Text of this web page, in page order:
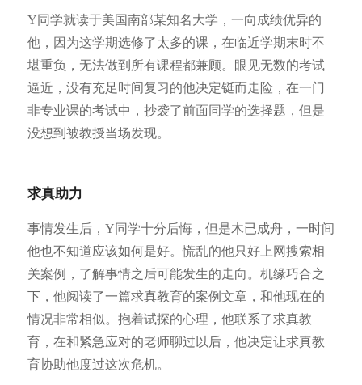
Y同学就读于美国南部某知名大学，一向成绩优异的
他，因为这学期选修了太多的课，在临近学期末时不
堪重负，无法做到所有课程都兼顾。眼见无数的考试
逼近，没有充足时间复习的他决定铤而走险，在一门
非专业课的考试中，抄袭了前面同学的选择题，但是
没想到被教授当场发现。
求真助力
事情发生后，Y同学十分后悔，但是木已成舟，一时间
他也不知道应该如何是好。慌乱的他只好上网搜索相
关案例，了解事情之后可能发生的走向。机缘巧合之
下，他阅读了一篇求真教育的案例文章，和他现在的
情况非常相似。抱着试探的心理，他联系了求真教
育，在和紧急应对的老师聊过以后，他决定让求真教
育协助他度过这次危机。